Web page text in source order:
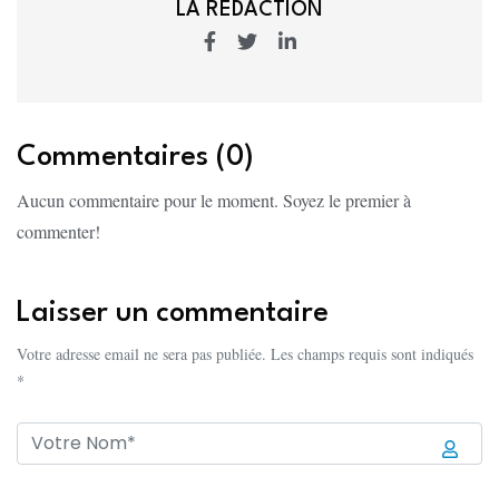
LA REDACTION
Commentaires (0)
Aucun commentaire pour le moment. Soyez le premier à
commenter!
Laisser un commentaire
Votre adresse email ne sera pas publiée. Les champs requis sont indiqués
*